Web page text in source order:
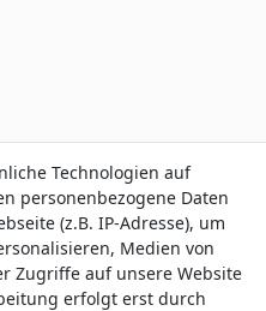
Technologien auf
personenbezogene Daten
(z.B. IP-Adresse), um
Medien von
Zugriffe auf unsere Website
erfolgt erst durch